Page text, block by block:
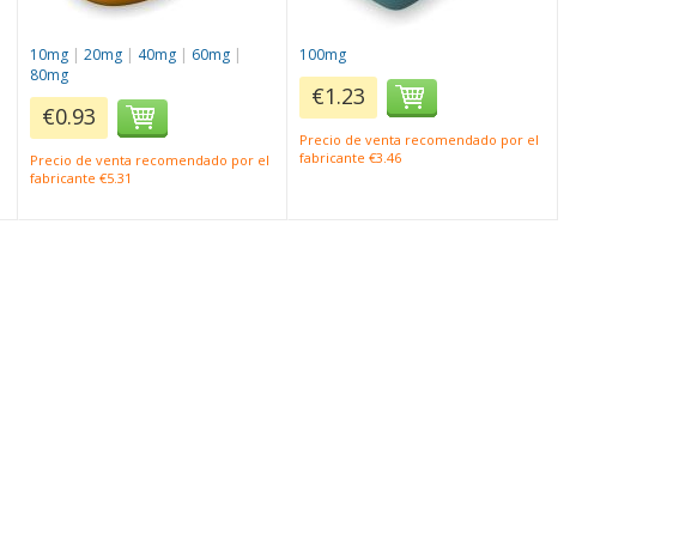
10mg | 20mg | 40mg | 60mg |
80mg
€0.93
Precio de venta recomendado por el
fabricante €5.31
100mg
€1.23
Precio de venta recomendado por el
fabricante €3.46